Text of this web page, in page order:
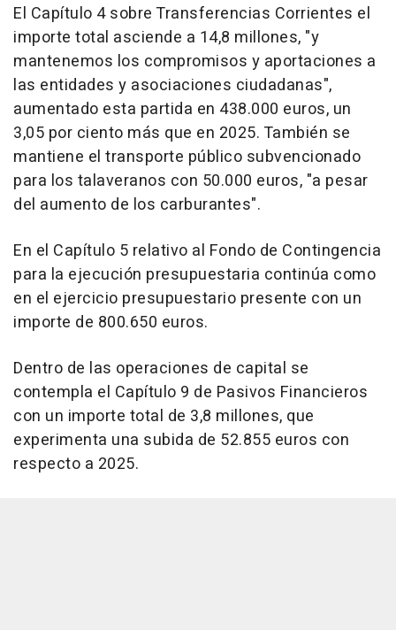
El Capítulo 4 sobre Transferencias Corrientes el
importe total asciende a 14,8 millones, "y
mantenemos los compromisos y aportaciones a
las entidades y asociaciones ciudadanas",
aumentado esta partida en 438.000 euros, un
3,05 por ciento más que en 2025. También se
mantiene el transporte público subvencionado
para los talaveranos con 50.000 euros, "a pesar
del aumento de los carburantes".
En el Capítulo 5 relativo al Fondo de Contingencia
para la ejecución presupuestaria continúa como
en el ejercicio presupuestario presente con un
importe de 800.650 euros.
Dentro de las operaciones de capital se
contempla el Capítulo 9 de Pasivos Financieros
con un importe total de 3,8 millones, que
experimenta una subida de 52.855 euros con
respecto a 2025.